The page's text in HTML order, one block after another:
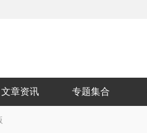
文章资讯 专题集合